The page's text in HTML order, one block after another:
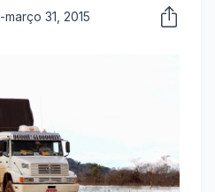
-março 31, 2015